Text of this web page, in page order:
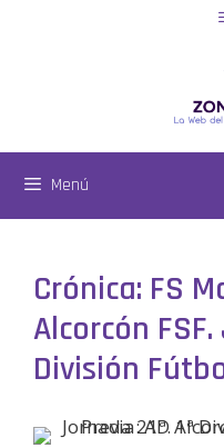
Menú
Crónica: FS
Alcorcón
División